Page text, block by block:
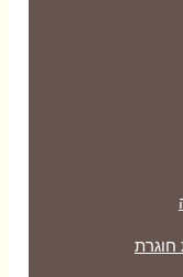
חוגרת